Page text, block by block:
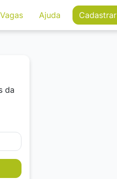
Vagas Ajuda Cadastrar
da